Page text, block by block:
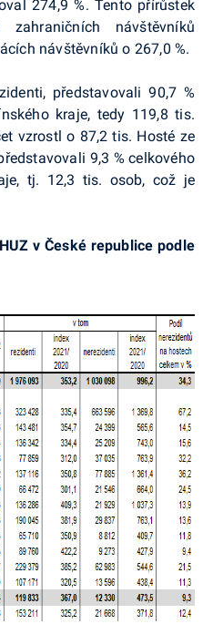
274,9 %. Tento přírůstek
návštěvníků
návštěvníků o 267,0 %.
představovali 90,7 %
kraje, tedy 119,8 tis.
vzrostl o 87,2 tis. Hosté ze
9,3 % celkového
tj. 12,3 tis. osob, což je
v České republice podle